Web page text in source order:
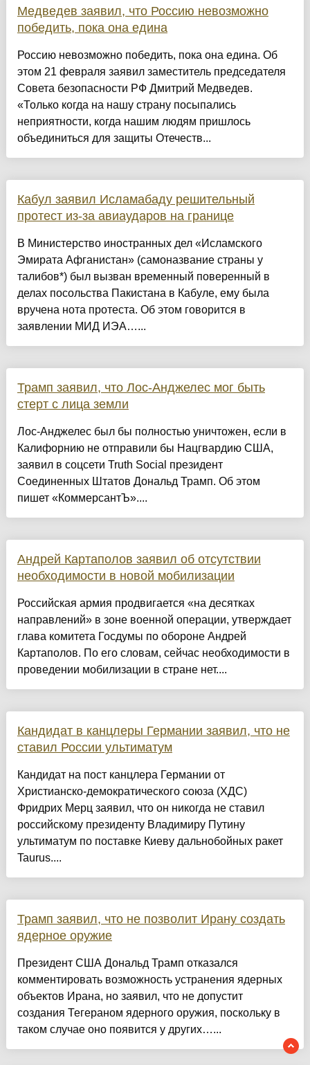
Медведев заявил, что Россию невозможно
победить, пока она едина
Россию невозможно победить, пока она едина. Об
этом 21 февраля заявил заместитель председателя
Совета безопасности РФ Дмитрий Медведев.
«Только когда на нашу страну посыпались
неприятности, когда нашим людям пришлось
объединиться для защиты Отечеств...
Кабул заявил Исламабаду решительный
протест из-за авиаударов на границе
В Министерство иностранных дел «Исламского
Эмирата Афганистан» (самоназвание страны у
талибов*) был вызван временный поверенный в
делах посольства Пакистана в Кабуле, ему была
вручена нота протеста. Об этом говорится в
заявлении МИД ИЭА…...
Трамп заявил, что Лос-Анджелес мог быть
стерт с лица земли
Лос-Анджелес был бы полностью уничтожен, если в
Калифорнию не отправили бы Нацгвардию США,
заявил в соцсети Truth Social президент
Соединенных Штатов Дональд Трамп. Об этом
пишет «КоммерсантЪ»....
Андрей Картаполов заявил об отсутствии
необходимости в новой мобилизации
Российская армия продвигается «на десятках
направлений» в зоне военной операции, утверждает
глава комитета Госдумы по обороне Андрей
Картаполов. По его словам, сейчас необходимости в
проведении мобилизации в стране нет....
Кандидат в канцлеры Германии заявил, что не
ставил России ультиматум
Кандидат на пост канцлера Германии от
Христианско-демократического союза (ХДС)
Фридрих Мерц заявил, что он никогда не ставил
российскому президенту Владимиру Путину
ультиматум по поставке Киеву дальнобойных ракет
Taurus....
Трамп заявил, что не позволит Ирану создать
ядерное оружие
Президент США Дональд Трамп отказался
комментировать возможность устранения ядерных
объектов Ирана, но заявил, что не допустит
создания Тегераном ядерного оружия, поскольку в
таком случае оно появится у других…...